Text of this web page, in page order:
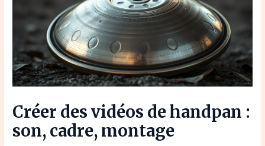
Créer des vidéos de handpan :
son, cadre, montage